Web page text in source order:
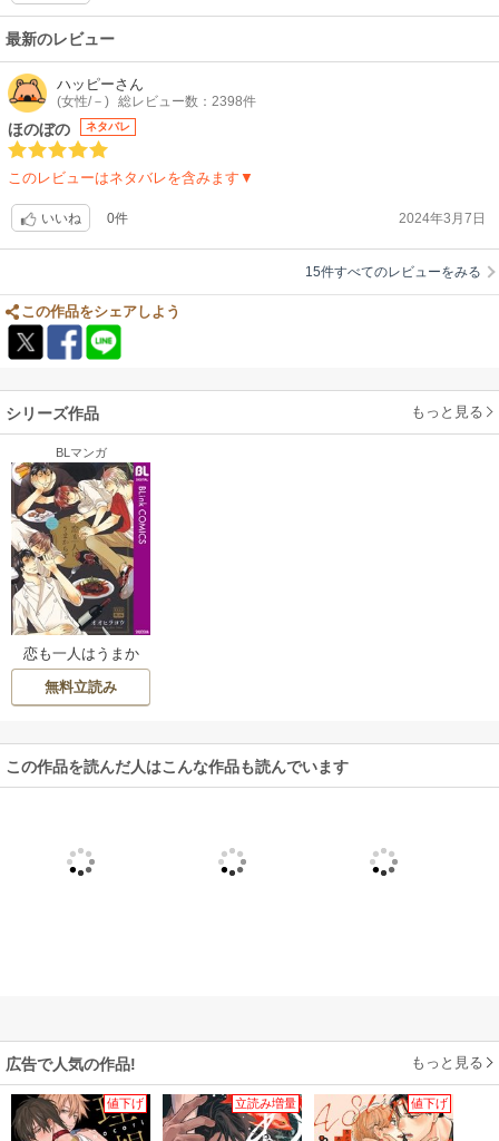
最新のレビュー
ハッピーさん
(女性/－) 総レビュー数：2398件
ほのぼの ネタバレ
このレビューはネタバレを含みます▼
いいね 0件 2024年3月7日
15件すべてのレビューをみる
この作品をシェアしよう
シリーズ作品 もっと見る
BLマンガ
恋も一人はうまか
らず
無料立読み
この作品を読んだ人はこんな作品も読んでいます
広告で人気の作品! もっと見る
値下げ 立読み増量 値下げ